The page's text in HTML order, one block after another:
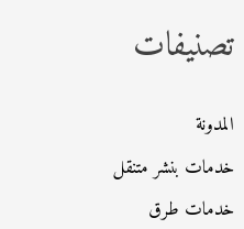
ع
:
تصنيفات
المدونة
خدمات بنشر متنقل
خدمات طرق